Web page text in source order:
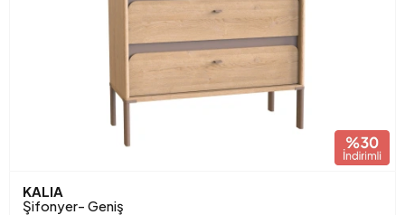
KALIA
Şifonyer- Geniş